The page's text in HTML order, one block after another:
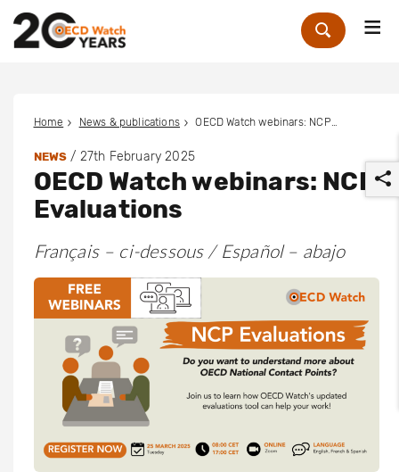
Zoek
Home News & publications
NEWS / 27th February 2025
OECD Watch webinars: NCP
Evaluations
Français – ci-dessous / Español – abajo